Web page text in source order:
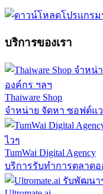
บริการของเรา
Thaiware Shop
จำหน่าย จัดหา ซอฟต์แ
TumWai Digital Agency
บริการรับทำการตลาด